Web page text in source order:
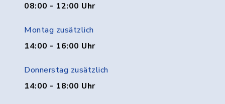
08:00 - 12:00 Uhr
Montag zusätzlich
14:00 - 16:00 Uhr
Donnerstag zusätzlich
14:00 - 18:00 Uhr